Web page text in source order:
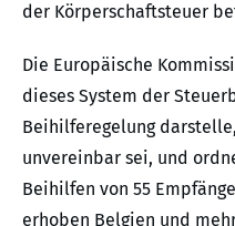
der Körperschaftsteuer
Die Europäische
dieses System der
Beihilferegelung
unvereinbar sei, und
Beihilfen von 55
erhoben Belgien und